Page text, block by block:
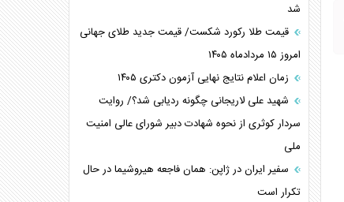
شد
قیمت طلا رکورد شکست/ قیمت جدید طلای جهانی
امروز ۱۵ مردادماه ۱۴۰۵
زمان اعلام نتایج نهایی آزمون دکتری ۱۴۰۵
شهید علی لاریجانی چگونه ردیابی شد؟/ روایت
سردار کوثری از نحوه شهادت دبیر شورای عالی امنیت
ملی
سفیر ایران در ژاپن: همان فاجعه هیروشیما در حال
تکرار است